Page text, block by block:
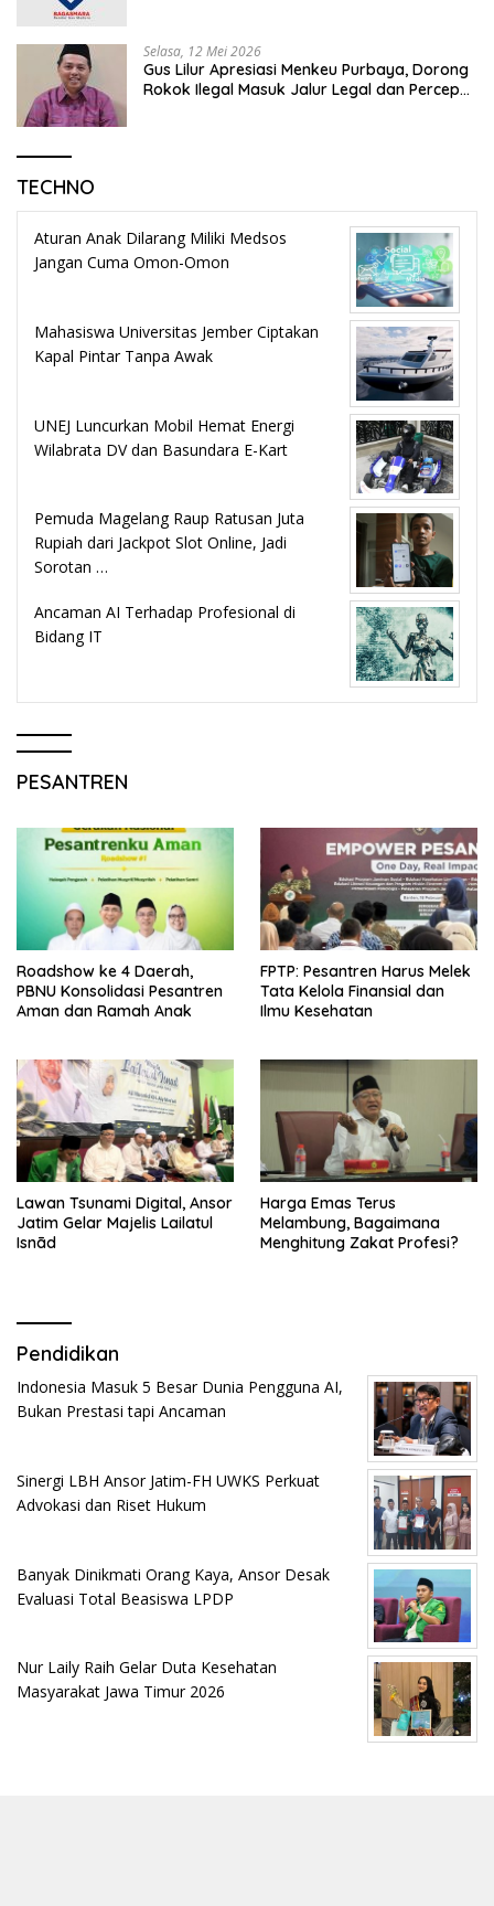
Selasa, 12 Mei 2026
Gus Lilur Apresiasi Menkeu Purbaya, Dorong
Rokok Ilegal Masuk Jalur Legal dan Percepat
TECHNO
Aturan Anak Dilarang Miliki Medsos
Jangan Cuma Omon-Omon
Mahasiswa Universitas Jember Ciptakan
Kapal Pintar Tanpa Awak
UNEJ Luncurkan Mobil Hemat Energi
Wilabrata DV dan Basundara E-Kart
Pemuda Magelang Raup Ratusan Juta
Rupiah dari Jackpot Slot Online, Jadi
Sorotan …
Ancaman AI Terhadap Profesional di
Bidang IT
PESANTREN
Roadshow ke 4 Daerah,
PBNU Konsolidasi Pesantren
Aman dan Ramah Anak
FPTP: Pesantren Harus Melek
Tata Kelola Finansial dan
Ilmu Kesehatan
Lawan Tsunami Digital, Ansor
Jatim Gelar Majelis Lailatul
Isnād
Harga Emas Terus
Melambung, Bagaimana
Menghitung Zakat Profesi?
Pendidikan
Indonesia Masuk 5 Besar Dunia Pengguna AI,
Bukan Prestasi tapi Ancaman
Sinergi LBH Ansor Jatim-FH UWKS Perkuat
Advokasi dan Riset Hukum
Banyak Dinikmati Orang Kaya, Ansor Desak
Evaluasi Total Beasiswa LPDP
Nur Laily Raih Gelar Duta Kesehatan
Masyarakat Jawa Timur 2026